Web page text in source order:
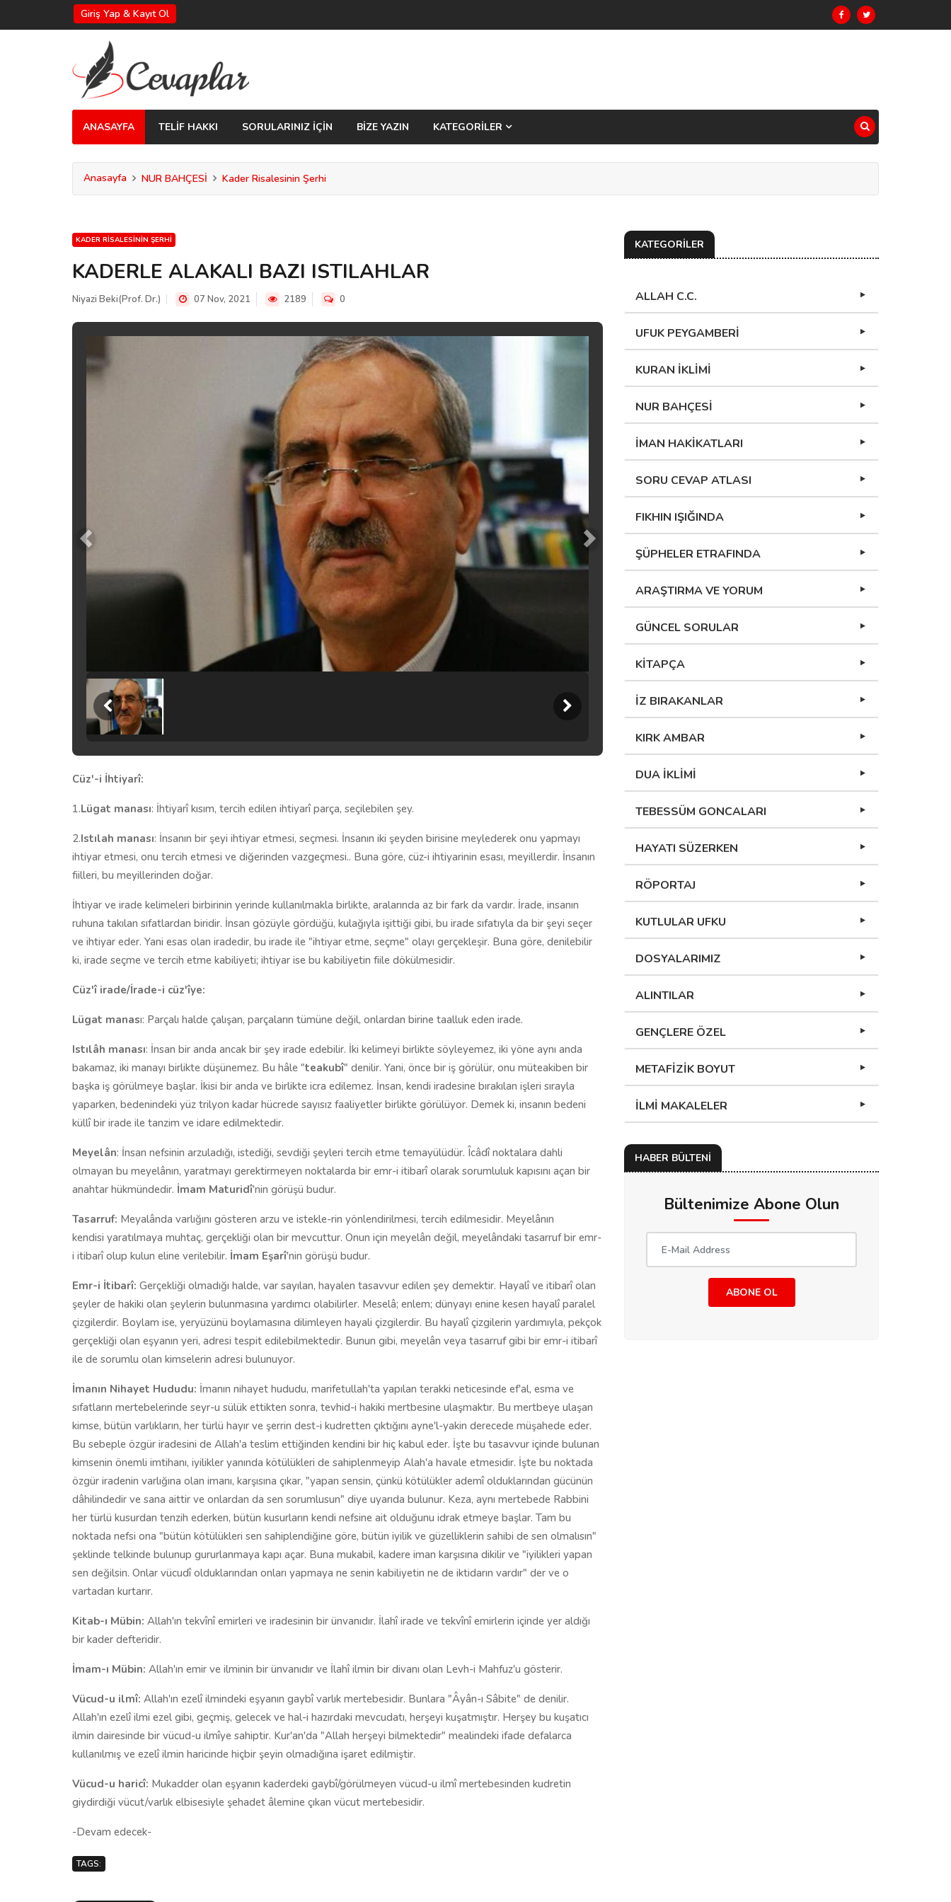
Giriş Yap & Kayıt Ol
ANASAYFA TELİF HAKKI SORULARINIZ İÇİN BİZE YAZIN KATEGORİLER
Anasayfa NUR BAHÇESİ Kader Risalesinin Şerhi
KADER RISALESININ ŞERHI
KADERLE ALAKALI BAZI ISTILAHLAR
Niyazi Beki(Prof. Dr.) 07 Nov, 2021 2189 0
Cüz'-i İhtiyarî:
1.Lügat manası: İhtiyarî kısım, tercih edilen ihtiyarî parça, seçilebilen şey.
2.Istılah manası: İnsanın bir şeyi ihtiyar etmesi, seçmesi. İnsanın iki şeyden birisine meylederek onu yapmayı
ihtiyar etmesi, onu tercih etmesi ve diğerinden vazgeçmesi.. Buna göre, cüz-i ihtiyarinin esası, meyillerdir. İnsanın
fiilleri, bu meyillerinden doğar.
İhtiyar ve irade kelimeleri birbirinin yerinde kullanılmakla birlikte, aralarında az bir fark da vardır. İrade, insanın
ruhuna takılan sıfatlardan biridir. İnsan gözüyle gördüğü, kulağıyla işittiği gibi, bu irade sıfatıyla da bir şeyi seçer
ve ihtiyar eder. Yani esas olan iradedir, bu irade ile "ihtiyar etme, seçme" olayı gerçekleşir. Buna göre, denilebilir
ki, irade seçme ve tercih etme kabiliyeti; ihtiyar ise bu kabiliyetin fiile dökülmesidir.
Cüz'î irade/İrade-i cüz'îye:
Lügat manası: Parçalı halde çalışan, parçaların tümüne değil, onlardan birine taalluk eden irade.
Istılâh manası: İnsan bir anda ancak bir şey irade edebilir. İki kelimeyi birlikte söyleyemez, iki yöne aynı anda
bakamaz, iki manayı birlikte düşünemez. Bu hâle "teakubî" denilir. Yani, önce bir iş görülür, onu müteakiben bir
başka iş görülmeye başlar. İkisi bir anda ve birlikte icra edilemez. İnsan, kendi iradesine bırakılan işleri sırayla
yaparken, bedenindeki yüz trilyon kadar hücrede sayısız faaliyetler birlikte görülüyor. Demek ki, insanın bedeni
küllî bir irade ile tanzim ve idare edilmektedir.
Meyelân: İnsan nefsinin arzuladığı, istediği, sevdiği şeyleri tercih etme temayülüdür. Îcâdî noktalara dahli
olmayan bu meyelânın, yaratmayı gerektirmeyen noktalarda bir emr-i itibarî olarak sorumluluk kapısını açan bir
anahtar hükmündedir. İmam Maturidî'nin görüşü budur.
Tasarruf: Meyalânda varlığını gösteren arzu ve istekle-rin yönlendirilmesi, tercih edilmesidir. Meyelânın
kendisi yaratılmaya muhtaç, gerçekliği olan bir mevcuttur. Onun için meyelân değil, meyelândaki tasarruf bir emr-
i itibarî olup kulun eline verilebilir. İmam Eşarî'nin görüşü budur.
Emr-i İtibarî: Gerçekliği olmadığı halde, var sayılan, hayalen tasavvur edilen şey demektir. Hayalî ve itibarî olan
şeyler de hakiki olan şeylerin bulunmasına yardımcı olabilirler. Meselâ; enlem; dünyayı enine kesen hayalî paralel
çizgilerdir. Boylam ise, yeryüzünü boylamasına dilimleyen hayali çizgilerdir. Bu hayalî çizgilerin yardımıyla, pekçok
gerçekliği olan eşyanın yeri, adresi tespit edilebilmektedir. Bunun gibi, meyelân veya tasarruf gibi bir emr-i itibarî
ile de sorumlu olan kimselerin adresi bulunuyor.
İmanın Nihayet Hududu: İmanın nihayet hududu, marifetullah'ta yapılan terakki neticesinde ef'al, esma ve
sıfatların mertebelerinde seyr-u sülük ettikten sonra, tevhid-i hakiki mertbesine ulaşmaktır. Bu mertbeye ulaşan
kimse, bütün varlıkların, her türlü hayır ve şerrin dest-i kudretten çıktığını ayne'l-yakin derecede müşahede eder.
Bu sebeple özgür iradesini de Allah'a teslim ettiğinden kendini bir hiç kabul eder. İşte bu tasavvur içinde bulunan
kimsenin önemli imtihanı, iyilikler yanında kötülükleri de sahiplenmeyip Alah'a havale etmesidir. İşte bu noktada
özgür iradenin varlığına olan imanı, karşısına çıkar, "yapan sensin, çünkü kötülükler ademî olduklarından gücünün
dâhilindedir ve sana aittir ve onlardan da sen sorumlusun" diye uyarıda bulunur. Keza, aynı mertebede Rabbini
her türlü kusurdan tenzih ederken, bütün kusurların kendi nefsine ait olduğunu idrak etmeye başlar. Tam bu
noktada nefsi ona "bütün kötülükleri sen sahiplendiğine göre, bütün iyilik ve güzelliklerin sahibi de sen olmalısın"
şeklinde telkinde bulunup gururlanmaya kapı açar. Buna mukabil, kadere iman karşısına dikilir ve "iyilikleri yapan
sen değilsin. Onlar vücudî olduklarından onları yapmaya ne senin kabiliyetin ne de iktidarın vardır" der ve o
vartadan kurtarır.
Kitab-ı Mübin: Allah'ın tekvînî emirleri ve iradesinin bir ünvanıdır. İlahî irade ve tekvînî emirlerin içinde yer aldığı
bir kader defteridir.
İmam-ı Mübin: Allah'ın emir ve ilminin bir ünvanıdır ve İlahî ilmin bir divanı olan Levh-i Mahfuz'u gösterir.
Vücud-u ilmî: Allah'ın ezelî ilmindeki eşyanın gaybî varlık mertebesidir. Bunlara "Âyân-ı Sâbite" de denilir.
Allah'ın ezelî ilmi ezel gibi, geçmiş, gelecek ve hal-i hazırdaki mevcudatı, herşeyi kuşatmıştır. Herşey bu kuşatıcı
ilmin dairesinde bir vücud-u ilmîye sahiptir. Kur'an'da "Allah herşeyi bilmektedir" mealindeki ifade defalarca
kullanılmış ve ezelî ilmin haricinde hiçbir şeyin olmadığına işaret edilmiştir.
Vücud-u haricî: Mukadder olan eşyanın kaderdeki gaybî/görülmeyen vücud-u ilmî mertebesinden kudretin
giydirdiği vücut/varlık elbisesiyle şehadet âlemine çıkan vücut mertebesidir.
-Devam edecek-
TAGS:
KATEGORİLER
ALLAH C.C.
UFUK PEYGAMBERİ
KURAN İKLİMİ
NUR BAHÇESİ
İMAN HAKİKATLARI
SORU CEVAP ATLASI
FIKHIN IŞIĞINDA
ŞÜPHELER ETRAFINDA
ARAŞTIRMA VE YORUM
GÜNCEL SORULAR
KİTAPÇA
İZ BIRAKANLAR
KIRK AMBAR
DUA İKLİMİ
TEBESSÜM GONCALARI
HAYATI SÜZERKEN
RÖPORTAJ
KUTLULAR UFKU
DOSYALARIMIZ
ALINTILAR
GENÇLERE ÖZEL
METAFİZİK BOYUT
İLMİ MAKALELER
HABER BÜLTENİ
Bültenimize Abone Olun
ABONE OL